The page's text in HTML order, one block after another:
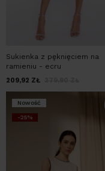
Sukienka z pęknięciem na
ramieniu - ecru
209,92 ZŁ
Nowość
-25%